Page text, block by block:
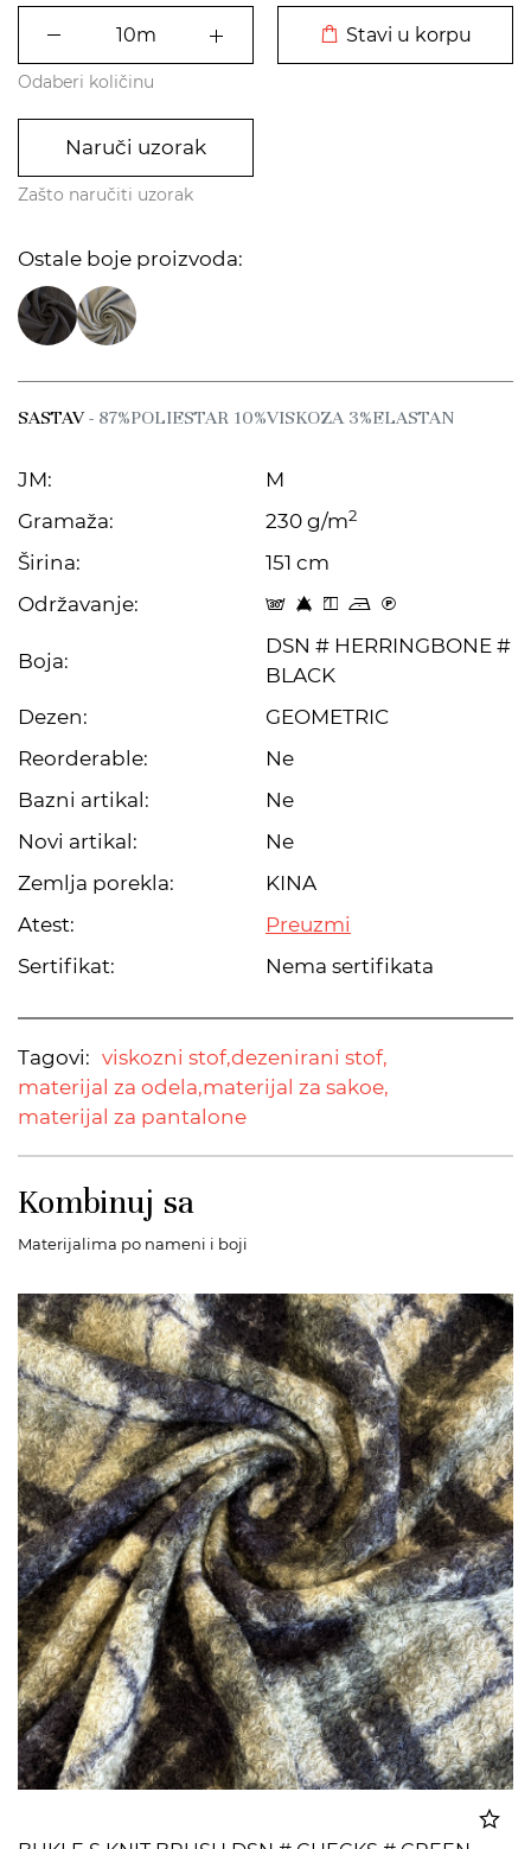
Stavi u korpu
Odaberi količinu
Naruči uzorak
Zašto naručiti uzorak
Ostale boje proizvoda:
SASTAV- 87%POLIESTAR 10%VISKOZA 3%ELASTAN
JM:
M
Gramaža:
230 g/m2
Širina:
151 cm
Održavanje:
s 8 y o C
Boja:
DSN # HERRINGBONE #
BLACK
Dezen:
GEOMETRIC
Reorderable:
Ne
Bazni artikal:
Ne
Novi artikal:
Ne
Zemlja porekla:
KINA
Atest:
Preuzmi
Sertifikat:
Nema sertifikata
Tagovi: viskozni stof,dezenirani stof,
materijal za odela,materijal za sakoe,
materijal za pantalone
Kombinuj sa
Materijalima po nameni i boji